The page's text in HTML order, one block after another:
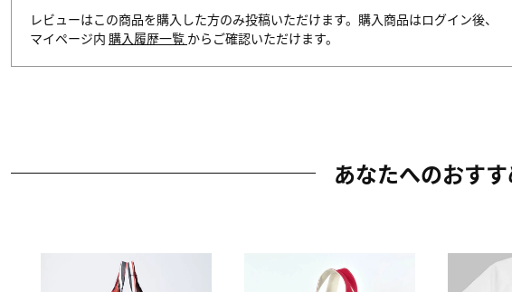
レビューはこの商品を購入した方のみ投稿いただけます。購入商品はログイン後、
マイページ内 購入履歴一覧 からご確認いただけます。
あなたへのおす